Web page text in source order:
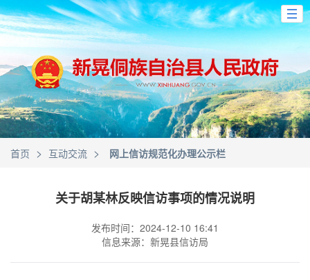
首页 > 互动交流 > 网上信访规范化办理公示栏
关于胡某林反映信访事项的情况说明
发布时间：2024-12-10 16:41
信息来源：新晃县信访局